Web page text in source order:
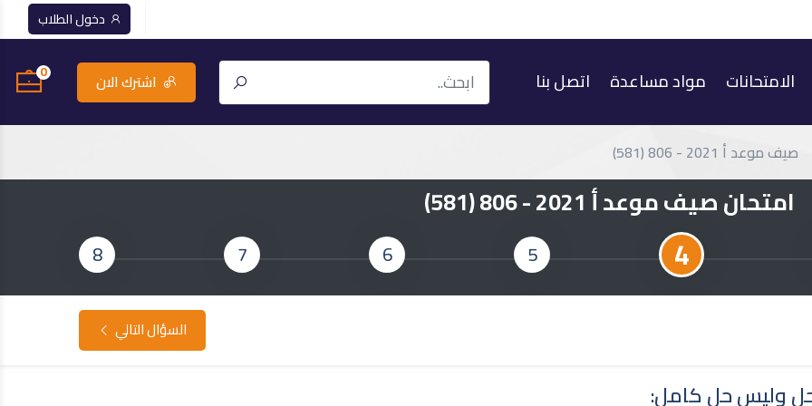
دخول الطلاب
الامتحانات مواد مساعدة اتصل بنا اشترك الان 0
صيف موعد أ 2021 - 806 (581)
امتحان صيف موعد أ 2021 - 806 (581)
4
5
6
7
8
السؤال التالي